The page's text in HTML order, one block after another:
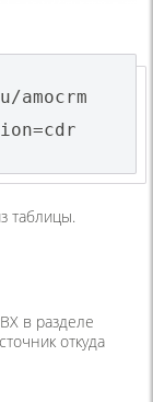
таблицы.
в разделе
откуда